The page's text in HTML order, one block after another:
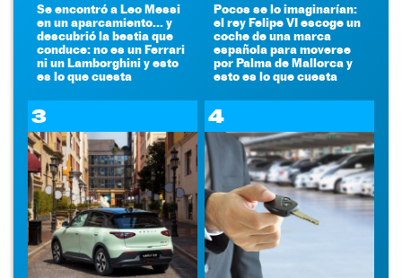
Se encontró a Leo Messi
en un aparcamiento... y
descubrió la bestia que
conduce: no es un Ferrari
ni un Lamborghini y esto
es lo que cuesta
Pocos se lo imaginarían:
el rey Felipe VI escoge un
coche de una marca
española para moverse
por Palma de Mallorca y
esto es lo que cuesta
3 4